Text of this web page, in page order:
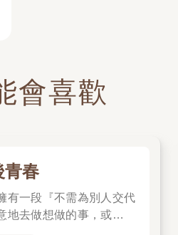
會喜歡
青春
有一段『不需為別人交代
地去做想做的事，或是什